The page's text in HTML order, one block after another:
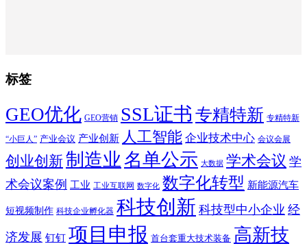
标签
GEO优化 GEO营销 SSL证书 专精特新 专精特新
“小巨人” 产业会议 产业创新 人工智能 企业技术中心 会议会展
创业创新制造业 名单公示 大数据 学术会议 学
术会议案例 工业 工业互联网 数字化 数字化转型 新能源汽车
短视频制作 科技企业孵化器 科技创新 科技型中小企业 经
济发展 钉钉 项目申报 首台套重大技术装备 高新技